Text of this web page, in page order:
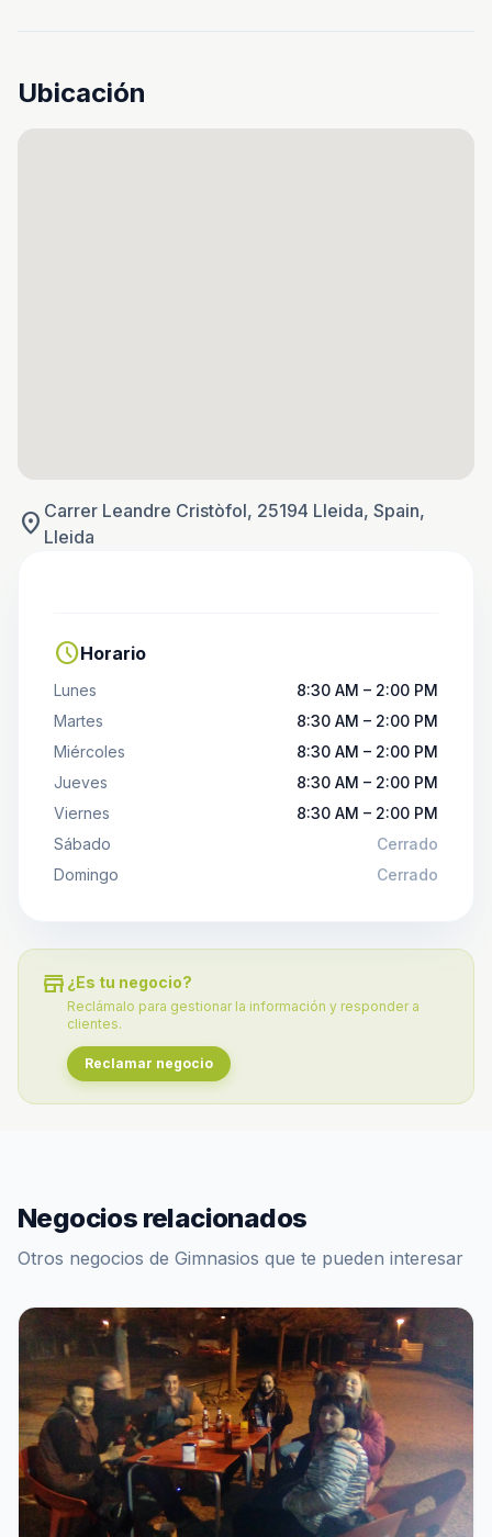
Ubicación
location_on Carrer Leandre Cristòfol, 25194 Lleida, Spain,
Lleida
scheduleHorario
Lunes
8:30 AM – 2:00 PM
Martes
8:30 AM – 2:00 PM
Miércoles
8:30 AM – 2:00 PM
Jueves
8:30 AM – 2:00 PM
Viernes
8:30 AM – 2:00 PM
Sábado
Cerrado
Domingo
Cerrado
store ¿Es tu negocio?
Reclámalo para gestionar la información y responder a
clientes.
Reclamar negocio
Negocios relacionados
Otros negocios de Gimnasios que te pueden interesar